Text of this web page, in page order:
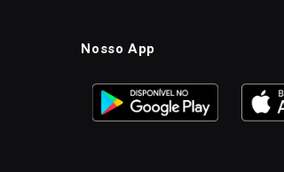
Nosso App